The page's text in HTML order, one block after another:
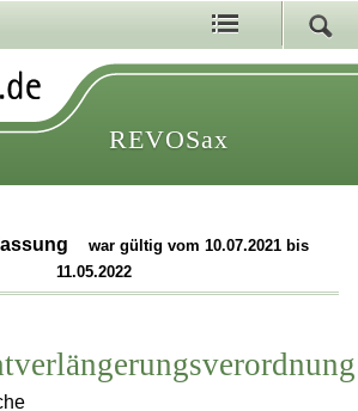
REVOSax
war gültig vom 10.07.2021 bis
11.05.2022